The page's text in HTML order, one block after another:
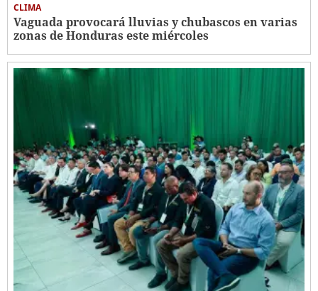
CLIMA
Vaguada provocará lluvias y chubascos en varias
zonas de Honduras este miércoles